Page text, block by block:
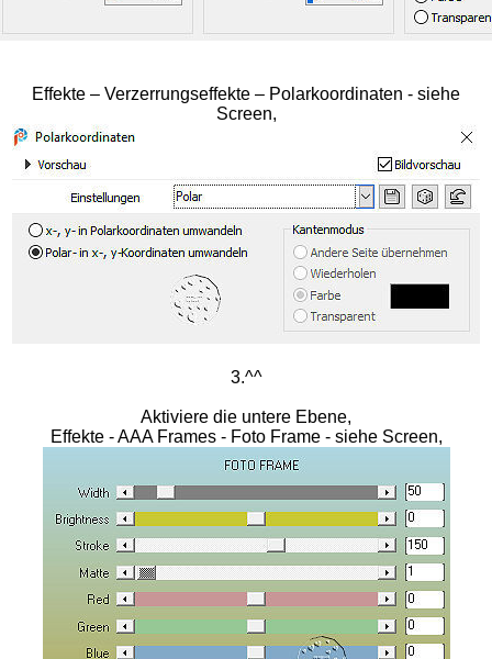
Effekte – Verzerrungseffekte – Polarkoordinaten - siehe
Screen,
3.^^
Aktiviere die untere Ebene,
Effekte - AAA Frames - Foto Frame - siehe Screen,